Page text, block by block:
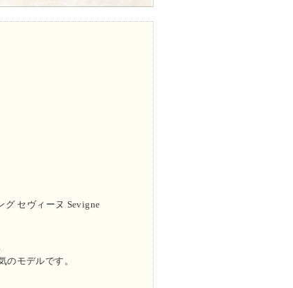
グ セヴィーヌ Sevigne
モデルです。